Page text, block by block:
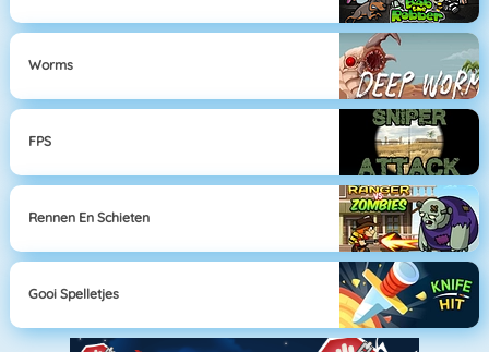
Worms
FPS
Rennen En Schieten
Gooi Spelletjes